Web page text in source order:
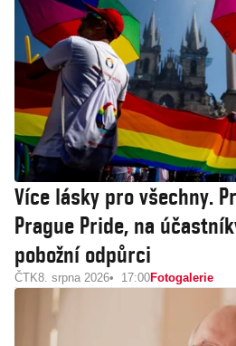
Více lásky pro všechny.
Prague Pride, na
pobožní odpůrci
ČTK8. srpna 2026 17:00Fotogalerie